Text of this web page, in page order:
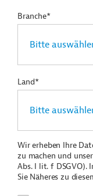
Branche*
Land*
Wir erheben Ihre
zu machen und
Abs. I lit. f DSGVO).
Sie Näheres zu